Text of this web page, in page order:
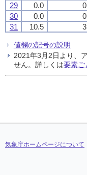
29
0.0
30
0.0
31
10.5
値欄の記号の説明
2021年3月2日より、
せん。詳しくは要素ご
気象庁ホームページについて